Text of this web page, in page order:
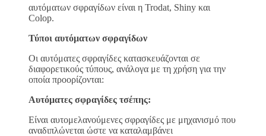
αυτόματων σφραγίδων είναι η Trodat, Shiny και
Colop.
Τύποι αυτόματων σφραγίδων
Οι αυτόματες σφραγίδες κατασκευάζονται σε
διαφορετικούς τύπους, ανάλογα με τη χρήση για την
οποία προορίζονται:
Αυτόματες σφραγίδες τσέπης:
Είναι αυτομελανούμενες σφραγίδες με μηχανισμό που
αναδιπλώνεται ώστε να καταλαμβάνει